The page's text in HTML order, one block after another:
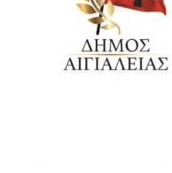
22.10.2025